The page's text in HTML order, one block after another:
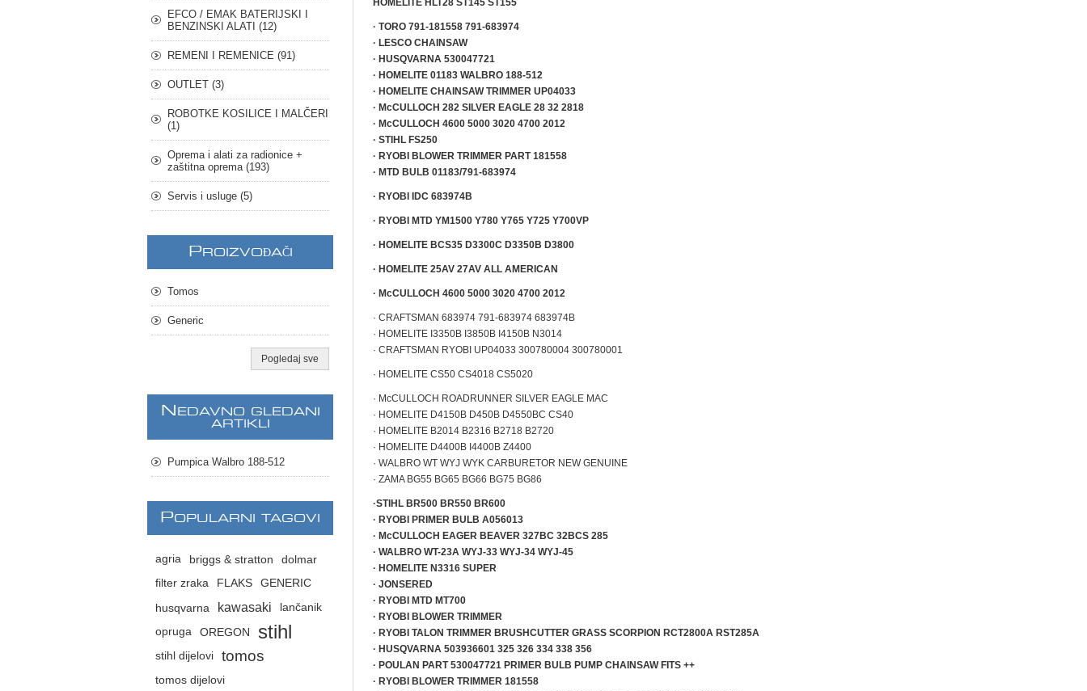
HOMELITE HLT28 ST145 ST155
· TORO 791-181558 791-683974
· LESCO CHAINSAW
· HUSQVARNA 530047721
· HOMELITE 01183 WALBRO 188-512
· HOMELITE CHAINSAW TRIMMER UP04033
· McCULLOCH 282 SILVER EAGLE 28 32 2818
· McCULLOCH 4600 5000 3020 4700 2012
· STIHL FS250
· RYOBI BLOWER TRIMMER PART 181558
· MTD BULB 01183/791-683974
· RYOBI IDC 683974B
· RYOBI MTD YM1500 Y780 Y765 Y725 Y700VP
· HOMELITE BCS35 D3300C D3350B D3800
· HOMELITE 25AV 27AV ALL AMERICAN
· McCULLOCH 4600 5000 3020 4700 2012
· CRAFTSMAN 683974 791-683974 683974B
· HOMELITE I3350B I3850B I4150B N3014
· CRAFTSMAN RYOBI UP04033 300780004 300780001
· HOMELITE CS50 CS4018 CS5020
· McCULLOCH ROADRUNNER SILVER EAGLE MAC
· HOMELITE D4150B D450B D4550BC CS40
· HOMELITE B2014 B2316 B2718 B2720
· HOMELITE D4400B I4400B Z4400
· WALBRO WT WYJ WYK CARBURETOR NEW GENUINE
· ZAMA BG55 BG65 BG66 BG75 BG86
·STIHL BR500 BR550 BR600
· RYOBI PRIMER BULB A056013
· McCULLOCH EAGER BEAVER 327BC 32BCS 285
· WALBRO WT-23A WYJ-33 WYJ-34 WYJ-45
· HOMELITE N3316 SUPER
· JONSERED
· RYOBI MTD MT700
· RYOBI BLOWER TRIMMER
· RYOBI TALON TRIMMER BRUSHCUTTER GRASS SCORPION RCT2800A RST285A
· HUSQVARNA 503936601 325 326 334 338 356
· POULAN PART 530047721 PRIMER BULB PUMP CHAINSAW FITS ++
· RYOBI BLOWER TRIMMER 181558
EFCO / EMAK BATERIJSKI I
BENZINSKI ALATI (12)
REMENI I REMENICE (91)
OUTLET (3)
ROBOTKE KOSILICE I MALČERI
(1)
Oprema i alati za radionice +
zaštitna oprema (193)
Servis i usluge (5)
PROIZVOĐAČI
Tomos
Generic
Pogledaj sve
N EDAVNO GLEDANI
ARTIKLI
Pumpica Walbro 188-512
POPULARNI TAGOVI
agria briggs & stratton dolmar
filter zraka FLAKS GENERIC
husqvarna kawasaki
lančanik
opruga
OREGON stihl
stihl dijelovi tomos
tomos dijelovi